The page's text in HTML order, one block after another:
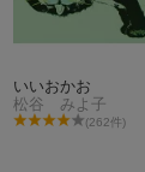
いいおかお
松谷 みよ子
(262件)